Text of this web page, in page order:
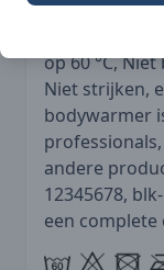
Het is
op 60 °C,
Niet strijken,
bodywarmer
andere
12345678,
een